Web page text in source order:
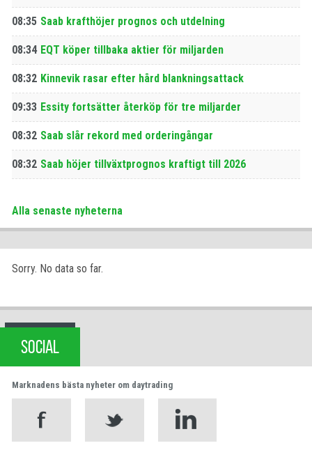
08:35 Saab krafthöjer prognos och utdelning
08:34 EQT köper tillbaka aktier för miljarden
08:32 Kinnevik rasar efter hård blankningsattack
09:33 Essity fortsätter återköp för tre miljarder
08:32 Saab slår rekord med orderingångar
08:32 Saab höjer tillväxtprognos kraftigt till 2026
Alla senaste nyheterna
Sorry. No data so far.
SOCIAL
Marknadens bästa nyheter om daytrading